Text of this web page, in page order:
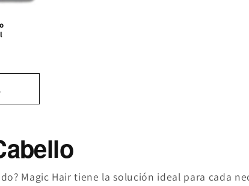
Magic Hair tiene la solución ideal para cada